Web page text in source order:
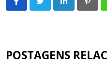
LinkedIn
POSTAGENS